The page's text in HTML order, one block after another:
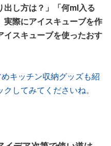
出し方は？」「何ml入る
実際にアイスキューブを作
イスキューブを使ったおす
キッチン収納グッズも紹
してみてくださいね。